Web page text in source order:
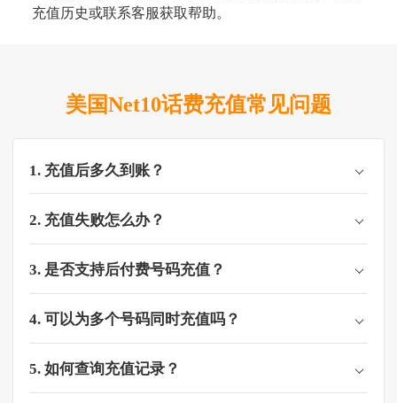
充值历史或联系客服获取帮助。
美国Net10话费充值常见问题
1. 充值后多久到账？
2. 充值失败怎么办？
3. 是否支持后付费号码充值？
4. 可以为多个号码同时充值吗？
5. 如何查询充值记录？